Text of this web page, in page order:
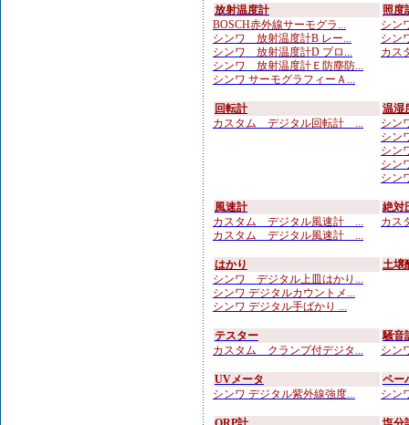
放射温度計
BOSCH赤外線サーモグラ...
シンワ 放射温度計B レー...
シンワ 放射温度計D プロ...
シンワ 放射温度計Ｅ防塵防...
シンワ サーモグラフィーＡ...
照度
シン
シン
カス
回転計
カスタム デジタル回転計 ...
温湿
シン
シン
シン
シン
シン
風速計
カスタム デジタル風速計 ...
カスタム デジタル風速計 ...
絶対
カス
はかり
シンワ デジタル上皿はかり...
シンワ デジタルカウントメ...
シンワ デジタル手ばかり ...
土壌
テスター
カスタム クランプ付デジタ...
騒音
シン
UVメータ
シンワ デジタル紫外線強度...
ペー
シン